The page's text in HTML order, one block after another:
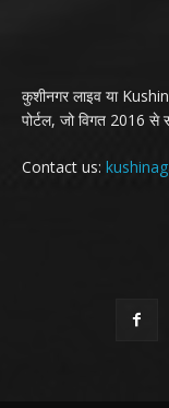
कुशीनगर लाइव या
पोर्टल, जो विगत 2016 से
Contact us: